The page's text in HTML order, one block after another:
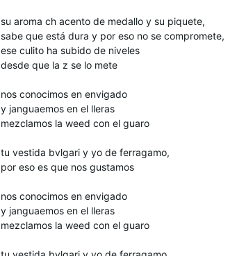
su aroma ch acento de medallo y su piquete,
sabe que está dura y por eso no se compromete,
ese culito ha subido de niveles
desde que la z se lo mete
nos conocimos en envigado
y janguaemos en el lleras
mezclamos la weed con el guaro
tu vestida bvlgari y yo de ferragamo,
por eso es que nos gustamos
nos conocimos en envigado
y janguaemos en el lleras
mezclamos la weed con el guaro